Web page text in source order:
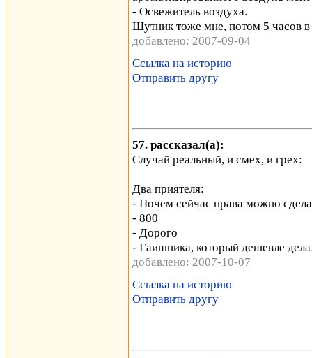
- Освежитель воздуха.
Шутник тоже мне, потом 5 часов
добавлено: 2007-09-04
Ссылка на историю
Отправить другу
57. рассказал(а):
Случай реальный, и смех, и грех:
Два приятеля:
- Почем сейчас права можно
- 800
- Дорого
- Гаишника, который дешевле
добавлено: 2007-10-07
Ссылка на историю
Отправить другу